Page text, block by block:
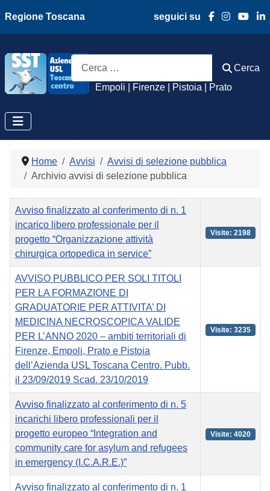
Regione Toscana seguici su
Azienda Usl
Empoli | Firenze | Pistoia | Prato
Cerca
Cerca
Home Avvisi
Avvisi di selezione pubblica
Archivio avvisi di selezione pubblica
Titolo Visite
Avviso finalizzato al conferimento di n. 1
incarico libero professionale per il
progetto “Organizzazione attività
chirurgica ortopedica in service”
Visite: 2198
AVVISO PUBBLICO PER SOLI TITOLI
PER LA FORMAZIONE DI
GRADUATORIE PER ATTIVITA’ DI
MEDICINA NECROSCOPICA VALIDE
PER L’ANNO 2020 – ambiti territoriali di
Firenze, Empoli, Prato e Pistoia
dell’Azienda USL Toscana Centro. Pubb.
il 23/09/2019 Scad. 23/10/2019
Visite: 3235
Avviso finalizzato al conferimento di n. 5
incarichi libero professionali per il
progetto europeo “Integration and
community care for asylum and refugees
in emergency (I.C.A.R.E.)”
Visite: 4020
Avviso finalizzato al conferimento di n. 1